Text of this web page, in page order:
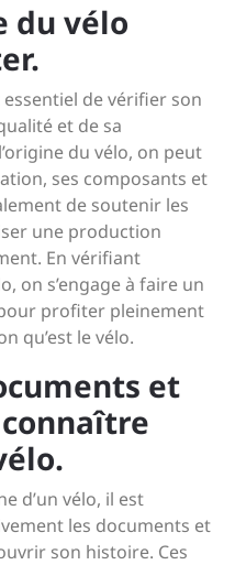
du vélo
essentiel de vérifier son
et de sa
du vélo, on peut
ses composants et
de soutenir les
une production
En vérifiant
on s’engage à faire un
profiter pleinement
qu’est le vélo.
et
d’un vélo, il est
les documents et
son histoire. Ces